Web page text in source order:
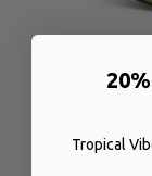
Tropical